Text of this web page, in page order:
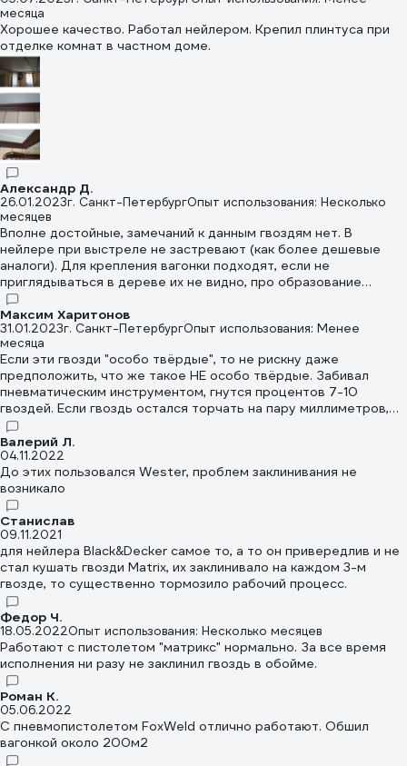
месяца
Хорошее качество. Работал нейлером. Крепил плинтуса при
отделке комнат в частном доме.
Александр Д.
26.01.2023г. Санкт-ПетербургОпыт использования: Несколько
месяцев
Вполне достойные, замечаний к данным гвоздям нет. В
нейлере при выстреле не застревают (как более дешевые
аналоги). Для крепления вагонки подходят, если не
приглядываться в дереве их не видно, про образование
ржавчины не скажу, использовал внутри помещения, там ее с
лета не проявилось.
Максим Харитонов
31.01.2023г. Санкт-ПетербургОпыт использования: Менее
месяца
Если эти гвозди "особо твёрдые", то не рискну даже
предположить, что же такое НЕ особо твёрдые. Забивал
пневматическим инструментом, гнутся процентов 7-10
гвоздей. Если гвоздь остался торчать на пару миллиметров,
то добить его не загнув - 50/50.
Валерий Л.
04.11.2022
До этих пользовался Wester, проблем заклинивания не
возникало
Станислав
09.11.2021
для нейлера Black&Decker самое то, а то он привередлив и не
стал кушать гвозди Matrix, их заклинивало на каждом 3-м
гвозде, то существенно тормозило рабочий процесс.
Федор Ч.
18.05.2022Опыт использования: Несколько месяцев
Работают с пистолетом "матрикс" нормально. За все время
исполнения ни разу не заклинил гвоздь в обойме.
Роман К.
05.06.2022
С пневмопистолетом FoxWeld отлично работают. Обшил
вагонкой около 200м2